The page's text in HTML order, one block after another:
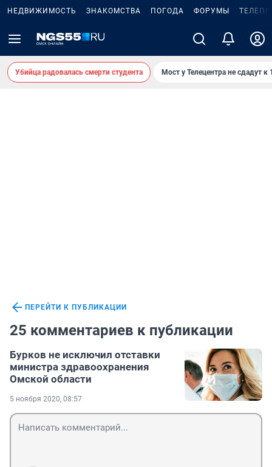
НЕДВИЖИМОСТЬ ЗНАКОМСТВА ПОГОДА ФОРУМЫ
Убийца радовалась смерти студента Мост у Телецентра не сдадут к
ПЕРЕЙТИ К ПУБЛИКАЦИИ
25 комментариев к публикации
Бурков не исключил отставки
министра здравоохранения
Омской области
5 ноября 2020, 08:57